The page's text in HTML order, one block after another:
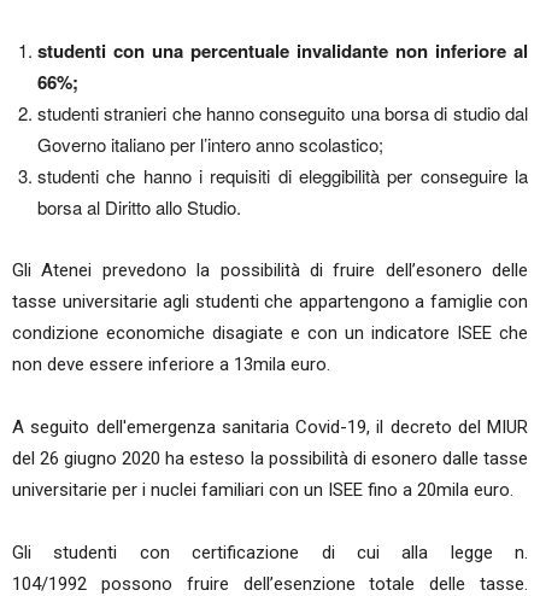
studenti con una percentuale invalidante non inferiore al
66%;
studenti stranieri che hanno conseguito una borsa di studio dal
Governo italiano per l’intero anno scolastico;
studenti che hanno i requisiti di eleggibilità per conseguire la
borsa al Diritto allo Studio.
Gli Atenei prevedono la possibilità di fruire dell’esonero delle
tasse universitarie agli studenti che appartengono a famiglie con
condizione economiche disagiate e con un indicatore ISEE che
non deve essere inferiore a 13mila euro.
A seguito dell'emergenza sanitaria Covid-19, il decreto del MIUR
del 26 giugno 2020 ha esteso la possibilità di esonero dalle tasse
universitarie per i nuclei familiari con un ISEE fino a 20mila euro.
Gli studenti con certificazione di cui alla legge n.
104/1992 possono fruire dell’esenzione totale delle tasse.